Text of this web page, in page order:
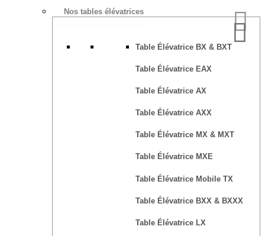
Nos tables élévatrices
Table Élévatrice BX & BXT
Table Élévatrice EAX
Table Élévatrice AX
Table Élévatrice AXX
Table Élévatrice MX & MXT
Table Élévatrice MXE
Table Élévatrice Mobile TX
Table Élévatrice BXX & BXXX
Table Élévatrice LX